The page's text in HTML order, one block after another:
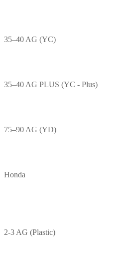
35–40 AG (YC)
35–40 AG PLUS (YC - Plus)
75–90 AG (YD)
Honda
2-3 AG (Plastic)